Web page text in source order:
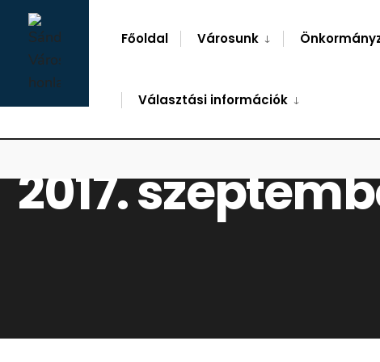
Skip
content
Főoldal Városunk
Választási információk
2017.